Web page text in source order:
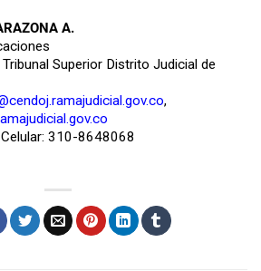
A.
Superior Distrito Judicial de
,
310-8648068